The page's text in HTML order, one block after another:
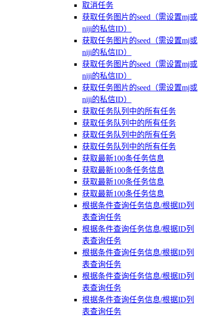
取消任务
获取任务图片的seed（需设置mj或
niji的私信ID）
获取任务图片的seed（需设置mj或
niji的私信ID）
获取任务图片的seed（需设置mj或
niji的私信ID）
获取任务图片的seed（需设置mj或
niji的私信ID）
获取任务队列中的所有任务
获取任务队列中的所有任务
获取任务队列中的所有任务
获取任务队列中的所有任务
获取最新100条任务信息
获取最新100条任务信息
获取最新100条任务信息
获取最新100条任务信息
根据条件查询任务信息/根据ID列
表查询任务
根据条件查询任务信息/根据ID列
表查询任务
根据条件查询任务信息/根据ID列
表查询任务
根据条件查询任务信息/根据ID列
表查询任务
根据条件查询任务信息/根据ID列
表查询任务